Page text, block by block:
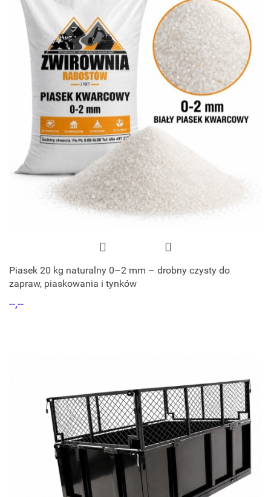
Piasek 20 kg naturalny 0–2 mm – drobny czysty do
zapraw, piaskowania i tynków
--,--